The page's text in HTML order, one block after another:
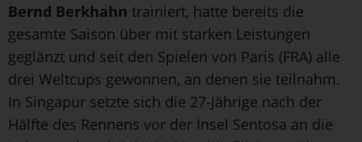
Bernd Berkhahn trainiert, hatte bereits die
gesamte Saison über mit starken Leistungen
geglänzt und seit den Spielen von Paris (FRA) alle
drei Weltcups gewonnen, an denen sie teilnahm.
In Singapur setzte sich die 27-Jährige nach der
Hälfte des Rennens vor der Insel Sentosa an die